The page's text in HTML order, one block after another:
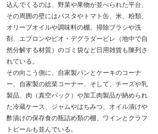
込んでくるのは、野菜や果物が並べられた平台、
その周囲の壁にはパスタやトマト缶、米、粉類、
オリーブオイルや調味料の棚。掃除ブラシや洗
剤、エプロンやビオ・デグラダービレ（地中で自
然分解する材質）のゴミ袋など日用雑貨も陳列さ
れている。
その向こう側に、自家製パンとケーキのコーナ
ー、自家製の総菜コーナー、そして、チーズや乳
製品、肉（真空パック）や加工肉製品が納められ
た冷蔵ケース、ジャムやはちみつ、オイル漬けや
酢漬けの保存食の瓶詰め類の棚、ワインとクラフ
トビールも並んでいる。